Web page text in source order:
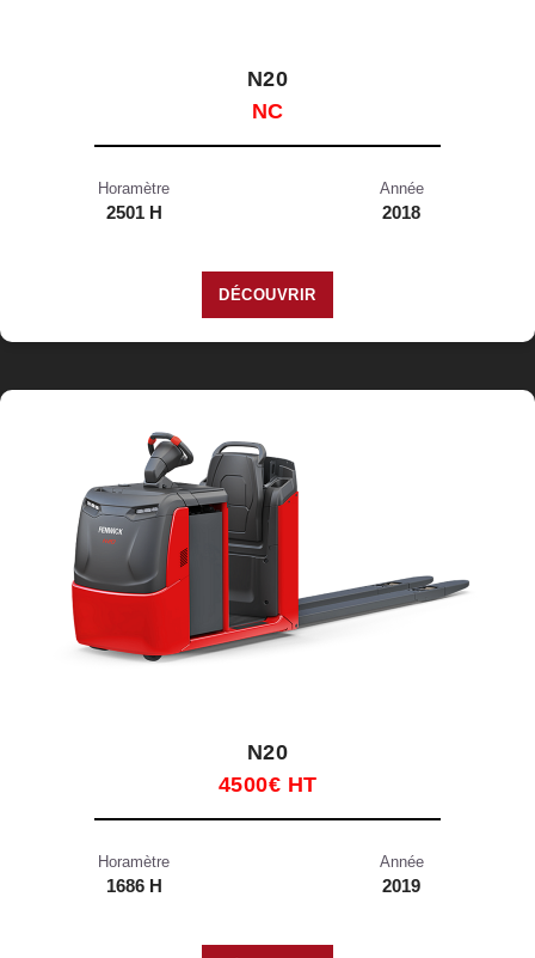
N20
NC
Horamètre
2501 H
Année
2018
DÉCOUVRIR
N20
4500€ HT
Horamètre
1686 H
Année
2019